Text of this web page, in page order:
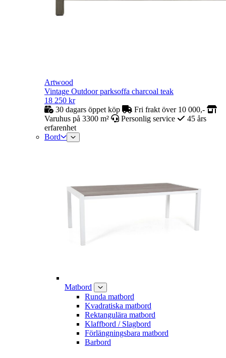
Artwood
Vintage Outdoor parksoffa charcoal teak
18 250 kr
30 dagars öppet köp
Fri frakt över 10 000,-
Varuhus på 3300 m²
Personlig service
45 års
erfarenhet
Bord
Matbord
Runda matbord
Kvadratiska matbord
Rektangulära matbord
Klaffbord / Slagbord
Förlängningsbara matbord
Barbord